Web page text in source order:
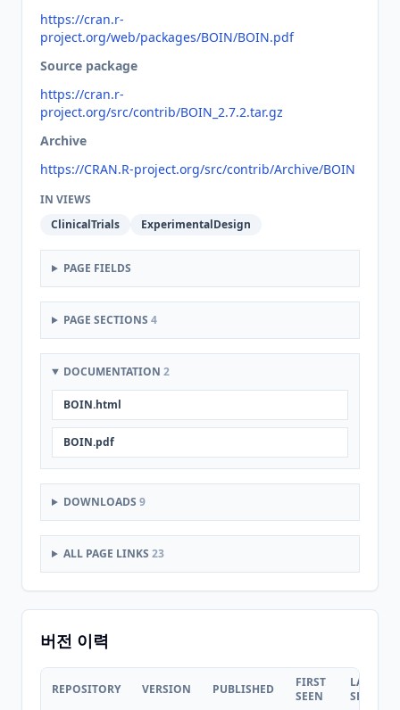
https://cran.r-
project.org/web/packages/BOIN/BOIN.pdf
Source package
https://cran.r-
project.org/src/contrib/BOIN_2.7.2.tar.gz
Archive
https://CRAN.R-project.org/src/contrib/Archive/BOIN
IN VIEWS
ClinicalTrials
ExperimentalDesign
PAGE FIELDS
PAGE SECTIONS 4
DOCUMENTATION 2
BOIN.html
BOIN.pdf
DOWNLOADS 9
ALL PAGE LINKS 23
버전 이력
REPOSITORY VERSION PUBLISHED
FIRST
SEEN
LAST
SEEN